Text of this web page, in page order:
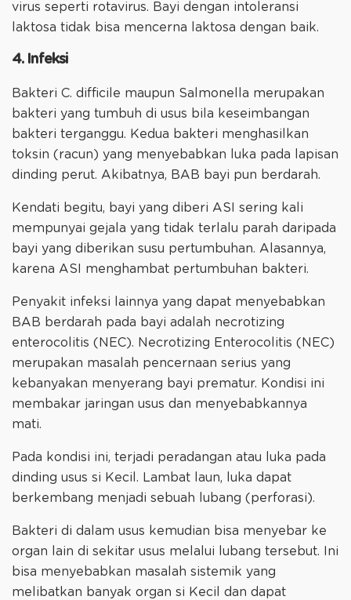
virus seperti rotavirus. Bayi dengan intoleransi
laktosa tidak bisa mencerna laktosa dengan baik.
4. Infeksi
Bakteri C. difficile maupun Salmonella merupakan
bakteri yang tumbuh di usus bila keseimbangan
bakteri terganggu. Kedua bakteri menghasilkan
toksin (racun) yang menyebabkan luka pada lapisan
dinding perut. Akibatnya, BAB bayi pun berdarah.
Kendati begitu, bayi yang diberi ASI sering kali
mempunyai gejala yang tidak terlalu parah daripada
bayi yang diberikan susu pertumbuhan. Alasannya,
karena ASI menghambat pertumbuhan bakteri.
Penyakit infeksi lainnya yang dapat menyebabkan
BAB berdarah pada bayi adalah necrotizing
enterocolitis (NEC). Necrotizing Enterocolitis (NEC)
merupakan masalah pencernaan serius yang
kebanyakan menyerang bayi prematur. Kondisi ini
membakar jaringan usus dan menyebabkannya
mati.
Pada kondisi ini, terjadi peradangan atau luka pada
dinding usus si Kecil. Lambat laun, luka dapat
berkembang menjadi sebuah lubang (perforasi).
Bakteri di dalam usus kemudian bisa menyebar ke
organ lain di sekitar usus melalui lubang tersebut. Ini
bisa menyebabkan masalah sistemik yang
melibatkan banyak organ si Kecil dan dapat